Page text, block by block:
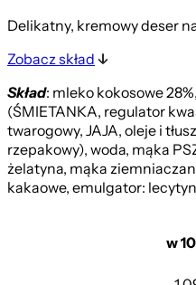
Delikatny, kremowy deser
Zobacz skład
Skład: mleko kokosowe
(ŚMIETANKA, regulator
twarogowy, JAJA, oleje i
rzepakowy), woda, mąka
żelatyna, mąka
kakaowe, emulgator:
w